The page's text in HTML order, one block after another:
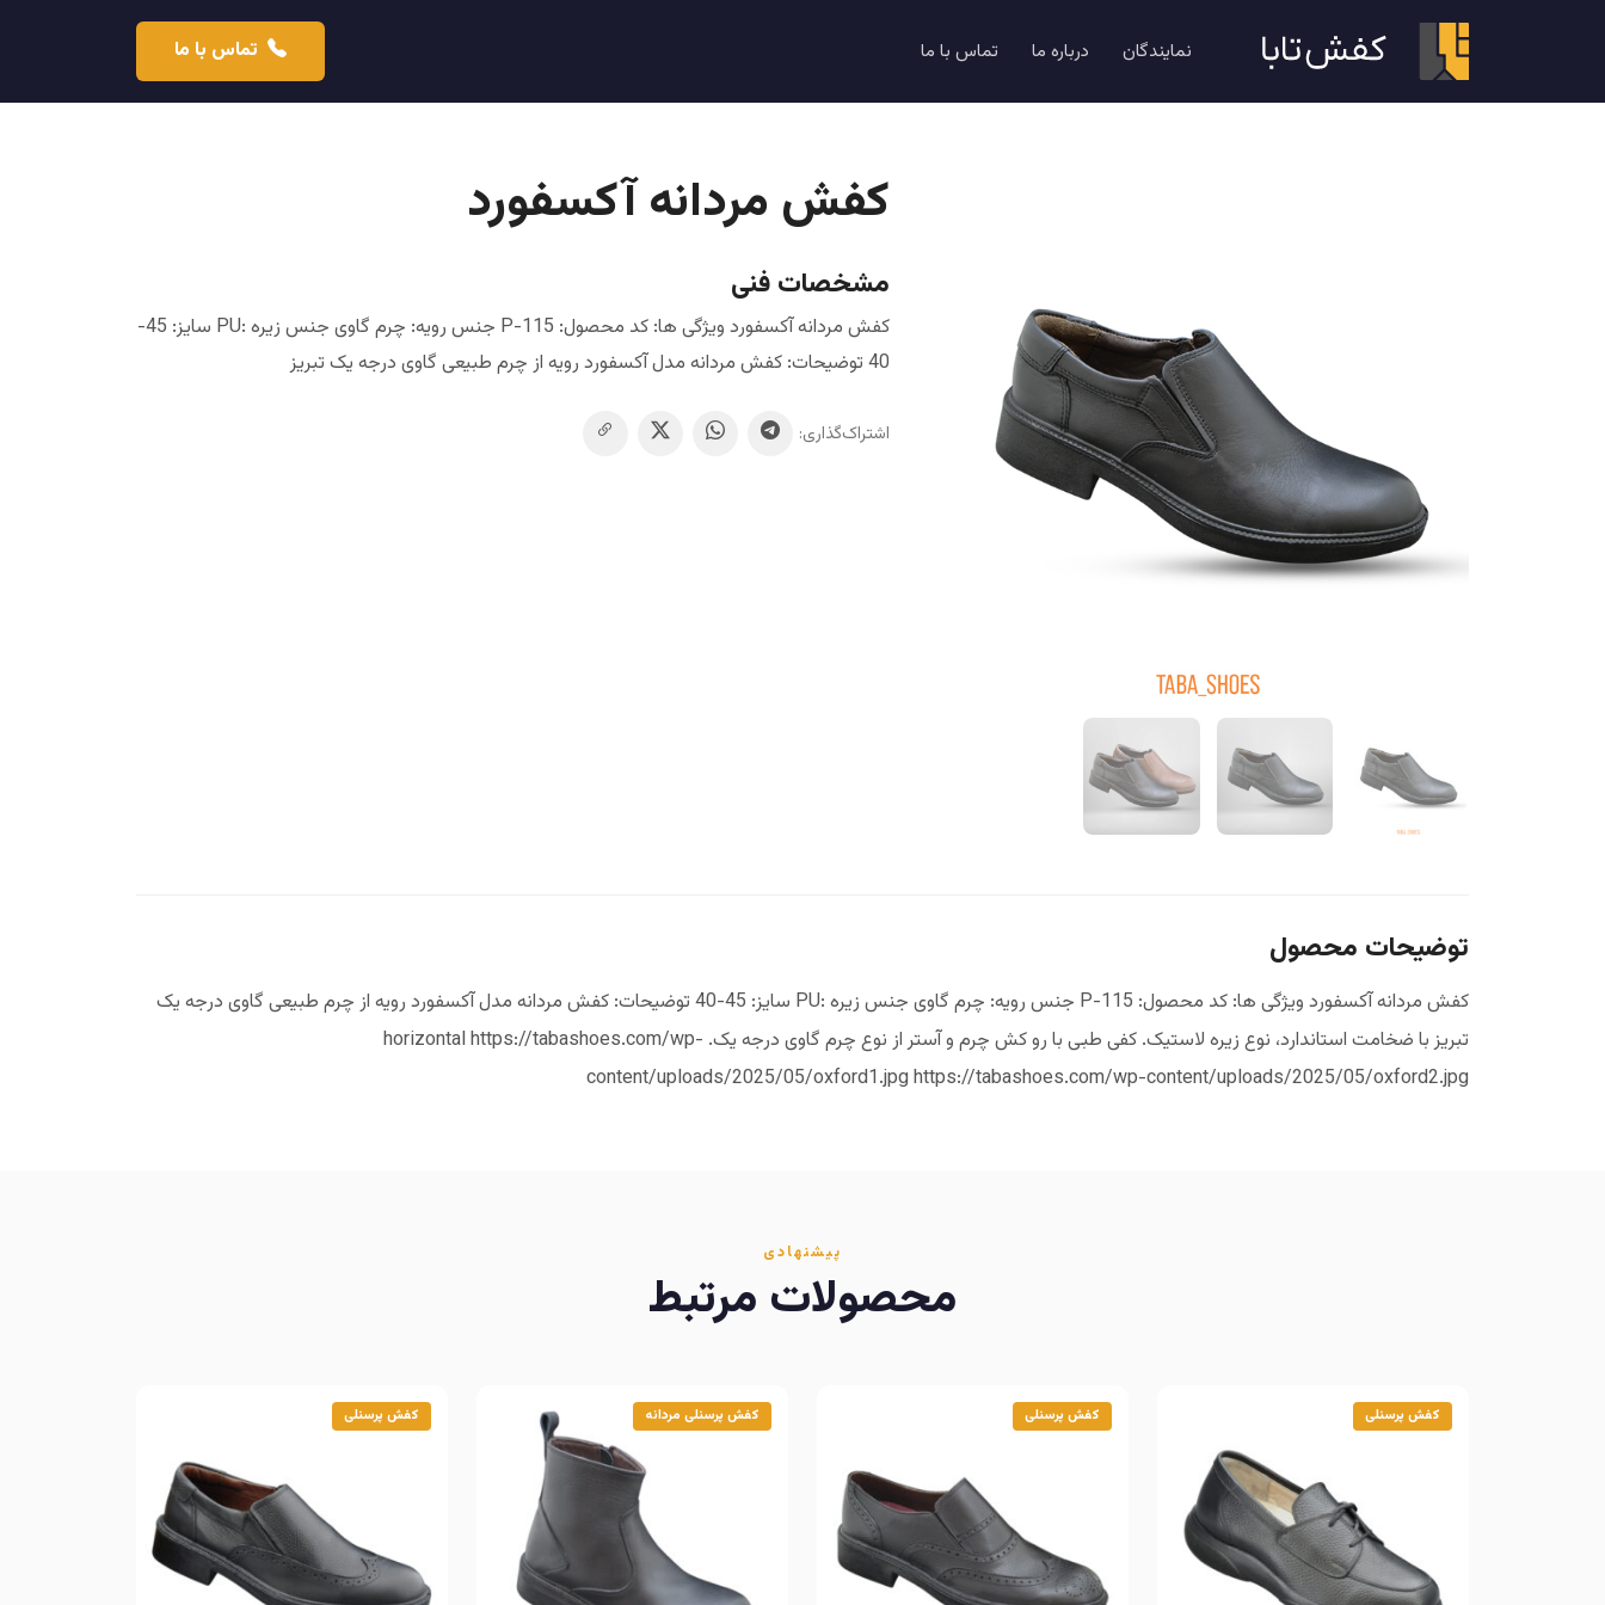
نمایندگان درباره ما تماس با ما تماس با ما
کفش مردانه آکسفورد
کفش پرسنلی مردانه
مشخصات فنی
کفش مردانه آکسفورد ویژگی ها: کد محصول: P-115 جنس رویه: چرم گاوی جنس زیره :PU سایز: 45-
40 توضیحات: کفش مردانه مدل آکسفورد رویه از چرم طبیعی گاوی درجه یک تبریز
اشتراک‌گذاری:
توضیحات محصول
کفش مردانه آکسفورد ویژگی ها: کد محصول: P-115 جنس رویه: چرم گاوی جنس زیره :PU سایز: 45-40 توضیحات: کفش مردانه مدل آکسفورد رویه از چرم طبیعی گاوی درجه یک
تبریز با ضخامت استاندارد، نوع زیره لاستیک. کفی طبی با رو کش چرم و آستر از نوع چرم گاوی درجه یک. horizontal https://tabashoes.com/wp-
content/uploads/2025/05/oxford1.jpg https://tabashoes.com/wp-content/uploads/2025/05/oxford2.jpg
پیشنهادی
محصولات مرتبط
کفش پرسنلی کفش پرسنلی کفش پرسنلی مردانه کفش پرسنلی